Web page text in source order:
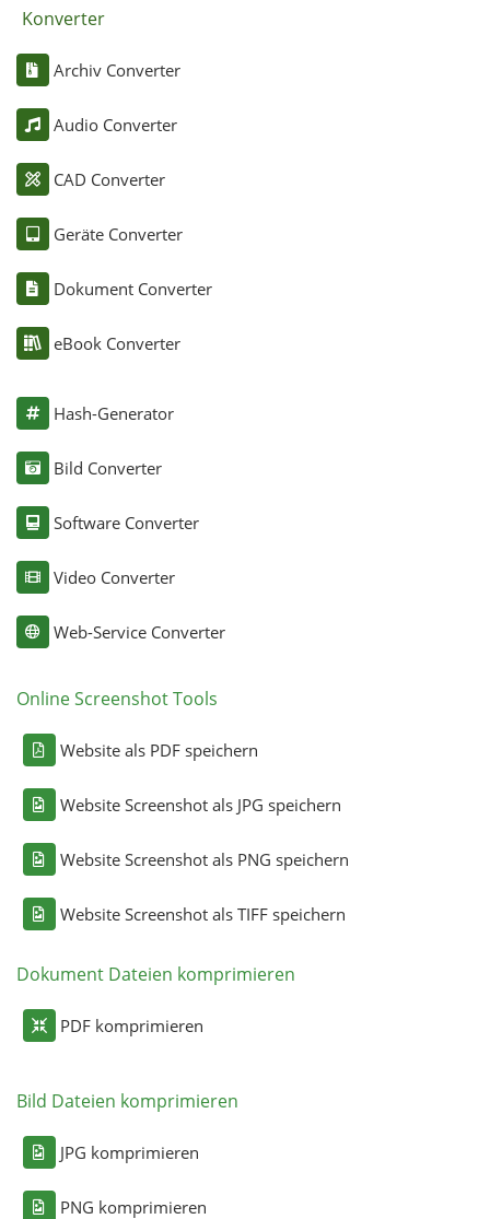
Konverter
Archiv Converter
Audio Converter
CAD Converter
Geräte Converter
Dokument Converter
eBook Converter
Hash-Generator
Bild Converter
Software Converter
Video Converter
Web-Service Converter
Online Screenshot Tools
Website als PDF speichern
Website Screenshot als JPG speichern
Website Screenshot als PNG speichern
Website Screenshot als TIFF speichern
Dokument Dateien komprimieren
PDF komprimieren
Bild Dateien komprimieren
JPG komprimieren
PNG komprimieren